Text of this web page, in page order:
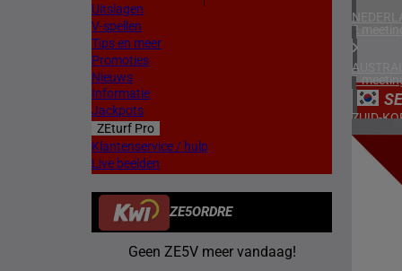
Uitslagen
V-spellen
Tips en meer
Promoties
Nieuws
Informatie
Jackpots
ZEturf Pro
Klantenservice / hulp
Live beelden
ZE5ORDRE
Geen ZE5V meer vandaag!
2
1
ZUID-
6
10
12/11/